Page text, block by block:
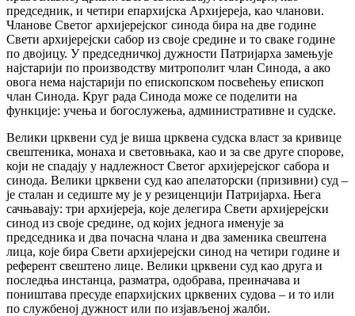
председник, и четири епархијска Архијереја, као чланови.
Чланове Светог архијерејског синода бира на две године
Свети архијерејски сабор из своје средине и то сваке године
по двојицу. У председничкој дужности Патријарха замењује
најстарији по производству митрополит члан Синода, а ако
овога нема најстарији по епископском посвећењу епископ
члан Синода. Круг рада Синода може се поделити на
функције: учења и богослужења, административне и судске.
Велики црквени суд је виша црквена судска власт за кривице
свештеника, монаха и световњака, као и за све друге спорове,
који не спадају у надлежност Светог архијерејског сабора и
синода. Велики црквени суд као апелаторски (призивни) суд –
је сталан и седиште му је у резиценцији Патријарха. Њега
сачњавају: три архијереја, које делегира Свети архијерејски
синод из своје средине, од којих једнога именује за
председника и два почасна члана и два заменика свештена
лица, које бира Свети архијерејски синод на четири године и
референт свештено лице. Велики црквени суд као друга и
последња инстанца, разматра, одобрава, преиначава и
поништава пресуде епархијских црквених судова – и то или
по службеној дужност или по изјављеној жалби.